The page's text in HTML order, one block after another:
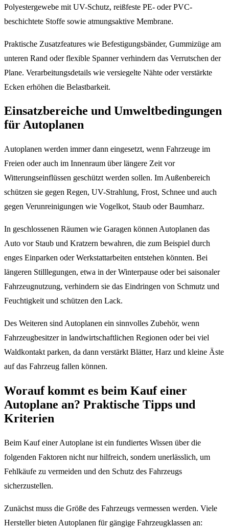
Polyestergewebe mit UV-Schutz, reißfeste PE- oder PVC-
beschichtete Stoffe sowie atmungsaktive Membrane.
Praktische Zusatzfeatures wie Befestigungsbänder, Gummizüge am
unteren Rand oder flexible Spanner verhindern das Verrutschen der
Plane. Verarbeitungsdetails wie versiegelte Nähte oder verstärkte
Ecken erhöhen die Belastbarkeit.
Einsatzbereiche und Umweltbedingungen
für Autoplanen
Autoplanen werden immer dann eingesetzt, wenn Fahrzeuge im
Freien oder auch im Innenraum über längere Zeit vor
Witterungseinflüssen geschützt werden sollen. Im Außenbereich
schützen sie gegen Regen, UV-Strahlung, Frost, Schnee und auch
gegen Verunreinigungen wie Vogelkot, Staub oder Baumharz.
In geschlossenen Räumen wie Garagen können Autoplanen das
Auto vor Staub und Kratzern bewahren, die zum Beispiel durch
enges Einparken oder Werkstattarbeiten entstehen könnten. Bei
längeren Stilllegungen, etwa in der Winterpause oder bei saisonaler
Fahrzeugnutzung, verhindern sie das Eindringen von Schmutz und
Feuchtigkeit und schützen den Lack.
Des Weiteren sind Autoplanen ein sinnvolles Zubehör, wenn
Fahrzeugbesitzer in landwirtschaftlichen Regionen oder bei viel
Waldkontakt parken, da dann verstärkt Blätter, Harz und kleine Äste
auf das Fahrzeug fallen können.
Worauf kommt es beim Kauf einer
Autoplane an? Praktische Tipps und
Kriterien
Beim Kauf einer Autoplane ist ein fundiertes Wissen über die
folgenden Faktoren nicht nur hilfreich, sondern unerlässlich, um
Fehlkäufe zu vermeiden und den Schutz des Fahrzeugs
sicherzustellen.
Zunächst muss die Größe des Fahrzeugs vermessen werden. Viele
Hersteller bieten Autoplanen für gängige Fahrzeugklassen an: